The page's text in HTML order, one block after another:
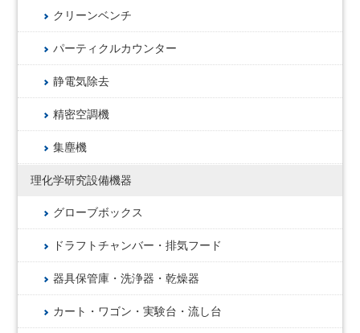
クリーンベンチ
パーティクルカウンター
静電気除去
精密空調機
集塵機
理化学研究設備機器
グローブボックス
ドラフトチャンバー・排気フード
器具保管庫・洗浄器・乾燥器
カート・ワゴン・実験台・流し台